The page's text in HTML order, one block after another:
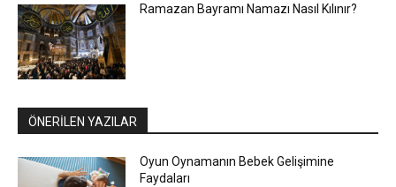
Ramazan Bayramı Namazı Nasıl Kılınır?
ÖNERİLEN YAZILAR
Oyun Oynamanın Bebek Gelişimine
Faydaları